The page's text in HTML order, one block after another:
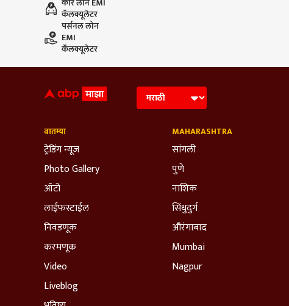
कॅलक्यूलेटर
पर्सनल लोन
EMI
कॅलक्यूलेटर
बातम्या
ट्रेडिंग न्यूज
Photo Gallery
ऑटो
लाईफस्टाईल
निवडणूक
करमणूक
Video
Liveblog
MAHARASHTRA
सांगली
पुणे
नाशिक
सिंधुदुर्ग
औरंगाबाद
Mumbai
Nagpur